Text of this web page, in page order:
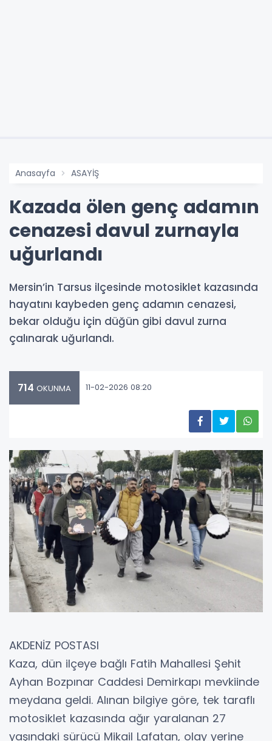
Anasayfa ASAYİŞ
Kazada ölen genç adamın
cenazesi davul zurnayla
uğurlandı
Mersin’in Tarsus ilçesinde motosiklet kazasında
hayatını kaybeden genç adamın cenazesi,
bekar olduğu için düğün gibi davul zurna
çalınarak uğurlandı.
714 OKUNMA 11-02-2026 08:20
AKDENİZ POSTASI
Kaza, dün ilçeye bağlı Fatih Mahallesi Şehit
Ayhan Bozpınar Caddesi Demirkapı mevkiinde
meydana geldi. Alınan bilgiye göre, tek taraflı
motosiklet kazasında ağır yaralanan 27
yaşındaki sürücü Mikail Lafatan, olay yerine